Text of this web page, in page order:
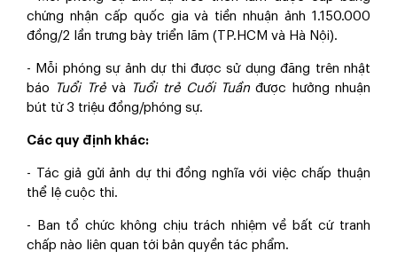
chứng nhận cấp quốc gia và tiền nhuận ảnh 1.150.000
đồng/2 lần trưng bày triển lãm (TP.HCM và Hà Nội).
- Mỗi phóng sự ảnh dự thi được sử dụng đăng trên nhật
báo
Tuổi Trẻvà Tuổi trẻ Cuối Tuần được hưởng nhuận
bút từ 3 triệu đồng/phóng sự.
Các quy định khác:
- Tác giả gửi ảnh dự thi đồng nghĩa với việc chấp thuận
thể lệ cuộc thi.
- Ban tổ chức không chịu trách nhiệm về bất cứ tranh
chấp nào liên quan tới bản quyền tác phẩm.